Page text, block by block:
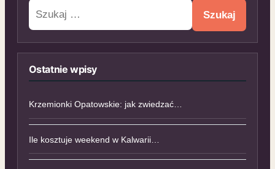
Szukaj:
Ostatnie wpisy
Krzemionki Opatowskie: jak zwiedzać…
Ile kosztuje weekend w Kalwarii…